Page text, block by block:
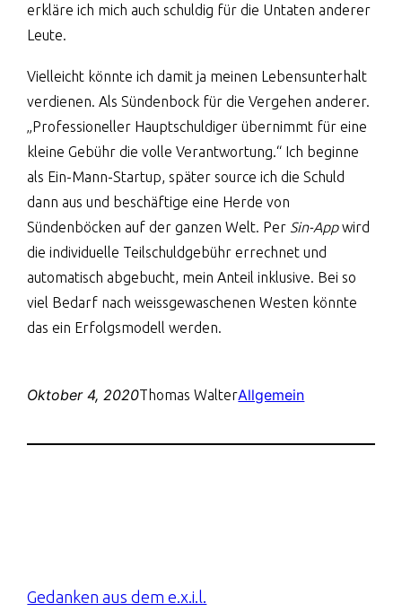
erkläre ich mich auch schuldig für die Untaten anderer
Leute.
Vielleicht könnte ich damit ja meinen Lebensunterhalt
verdienen. Als Sündenbock für die Vergehen anderer.
„Professioneller Hauptschuldiger übernimmt für eine
kleine Gebühr die volle Verantwortung.“ Ich beginne
als Ein-Mann-Startup, später source ich die Schuld
dann aus und beschäftige eine Herde von
Sündenböcken auf der ganzen Welt. Per Sin-Appwird
die individuelle Teilschuldgebühr errechnet und
automatisch abgebucht, mein Anteil inklusive. Bei so
viel Bedarf nach weissgewaschenen Westen könnte
das ein Erfolgsmodell werden.
Oktober 4, 2020Thomas WalterAllgemein
Gedanken aus dem e.x.i.l.